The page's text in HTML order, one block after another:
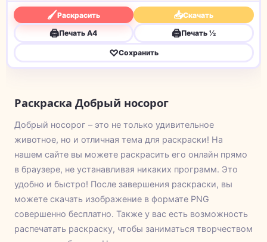
🖌Раскрасить 📥Скачать
🖨Печать A4 🖨Печать ½
♡Сохранить
Раскраска Добрый носорог
Добрый носорог – это не только удивительное
животное, но и отличная тема для раскраски! На
нашем сайте вы можете раскрасить его онлайн прямо
в браузере, не устанавливая никаких программ. Это
удобно и быстро! После завершения раскраски, вы
можете скачать изображение в формате PNG
совершенно бесплатно. Также у вас есть возможность
распечатать раскраску, чтобы заниматься творчеством